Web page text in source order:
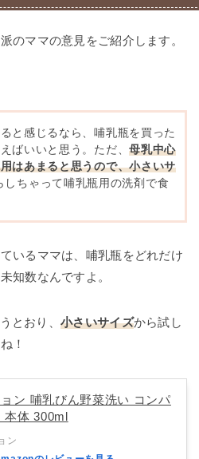
のママの意見をご紹介します。
と感じるなら、哺乳瓶を買った
ばいいと思う。ただ、母乳中心
はあまると思うので、小さいサ
しちゃって哺乳瓶用の洗剤で食
いるママは、哺乳瓶をどれだけ
知数なんですよ。
とおり、 小さいサイズから試し
！
ョン 哺乳びん野菜洗い コンパ
本体 300ml
ン